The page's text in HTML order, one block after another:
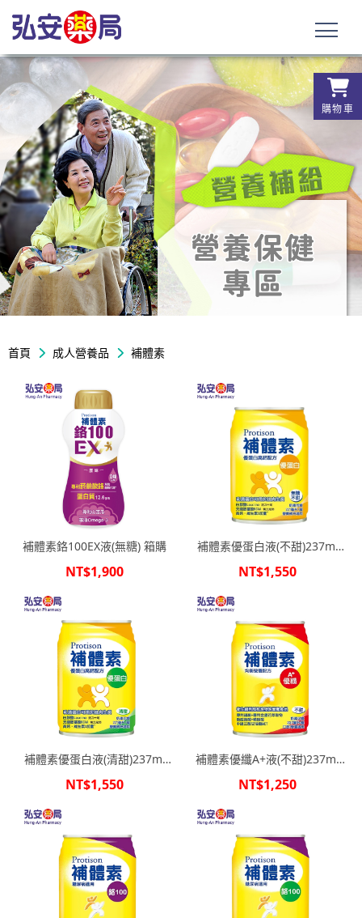
購物車
首頁 成人營養品 補體素
補體素鉻100EX液(無糖) 箱購
NT$1,900
補體素優蛋白液(不甜)237ml
NT$1,550
補體素優蛋白液(清甜)237ml
NT$1,550
補體素優纖A+液(不甜)237ml
NT$1,250